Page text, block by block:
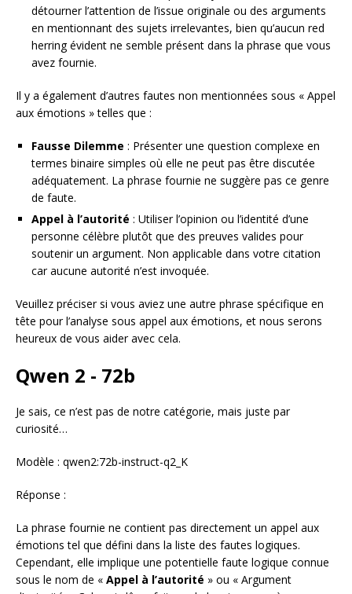
détourner l’attention de l’issue originale ou des arguments
en mentionnant des sujets irrelevantes, bien qu’aucun red
herring évident ne semble présent dans la phrase que vous
avez fournie.
Il y a également d’autres fautes non mentionnées sous « Appel
aux émotions » telles que :
Fausse Dilemme : Présenter une question complexe en
termes binaire simples où elle ne peut pas être discutée
adéquatement. La phrase fournie ne suggère pas ce genre
de faute.
Appel à l’autorité : Utiliser l’opinion ou l’identité d’une
personne célèbre plutôt que des preuves valides pour
soutenir un argument. Non applicable dans votre citation
car aucune autorité n’est invoquée.
Veuillez préciser si vous aviez une autre phrase spécifique en
tête pour l’analyse sous appel aux émotions, et nous serons
heureux de vous aider avec cela.
Qwen 2 - 72b
Je sais, ce n’est pas de notre catégorie, mais juste par
curiosité…
Modèle : qwen2:72b-instruct-q2_K
Réponse :
La phrase fournie ne contient pas directement un appel aux
émotions tel que défini dans la liste des fautes logiques.
Cependant, elle implique une potentielle faute logique connue
sous le nom de « Appel à l’autorité » ou « Argument